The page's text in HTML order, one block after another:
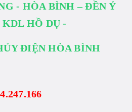
- HÒA BÌNH – ĐỀN Ỷ
KDL HỒ DỤ -
ĐIỆN HÒA BÌNH